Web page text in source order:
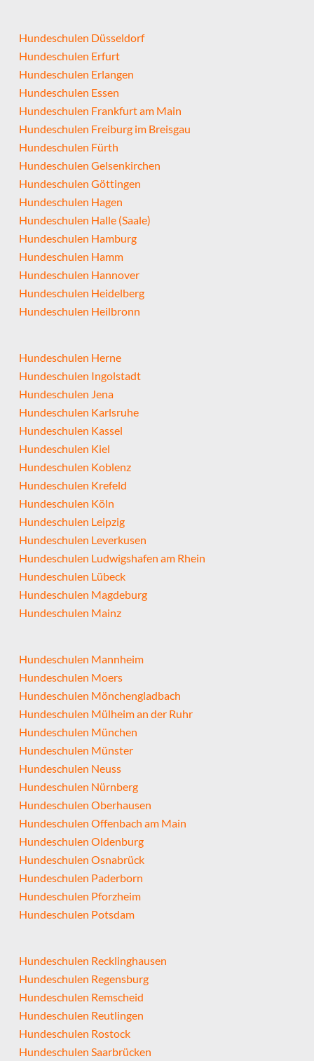
Hundeschulen Düsseldorf
Hundeschulen Erfurt
Hundeschulen Erlangen
Hundeschulen Essen
Hundeschulen Frankfurt am Main
Hundeschulen Freiburg im Breisgau
Hundeschulen Fürth
Hundeschulen Gelsenkirchen
Hundeschulen Göttingen
Hundeschulen Hagen
Hundeschulen Halle (Saale)
Hundeschulen Hamburg
Hundeschulen Hamm
Hundeschulen Hannover
Hundeschulen Heidelberg
Hundeschulen Heilbronn
Hundeschulen Herne
Hundeschulen Ingolstadt
Hundeschulen Jena
Hundeschulen Karlsruhe
Hundeschulen Kassel
Hundeschulen Kiel
Hundeschulen Koblenz
Hundeschulen Krefeld
Hundeschulen Köln
Hundeschulen Leipzig
Hundeschulen Leverkusen
Hundeschulen Ludwigshafen am Rhein
Hundeschulen Lübeck
Hundeschulen Magdeburg
Hundeschulen Mainz
Hundeschulen Mannheim
Hundeschulen Moers
Hundeschulen Mönchengladbach
Hundeschulen Mülheim an der Ruhr
Hundeschulen München
Hundeschulen Münster
Hundeschulen Neuss
Hundeschulen Nürnberg
Hundeschulen Oberhausen
Hundeschulen Offenbach am Main
Hundeschulen Oldenburg
Hundeschulen Osnabrück
Hundeschulen Paderborn
Hundeschulen Pforzheim
Hundeschulen Potsdam
Hundeschulen Recklinghausen
Hundeschulen Regensburg
Hundeschulen Remscheid
Hundeschulen Reutlingen
Hundeschulen Rostock
Hundeschulen Saarbrücken